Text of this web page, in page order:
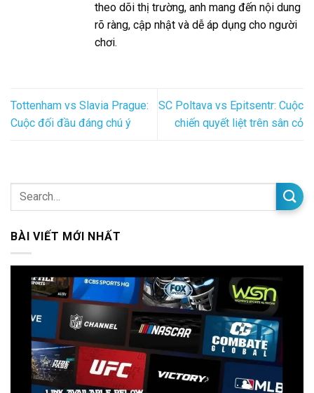
theo dõi thị trường, anh mang đến nội dung
rõ ràng, cập nhật và dễ áp dụng cho người
chơi.
Tottenham vs Slavia Prague:
Cuộc đối đầu đáng chú ý
SC Poltava vs Epitsentr: Cuộc
chiến quyết liệt trên sân cỏ
BÀI VIẾT MỚI NHẤT